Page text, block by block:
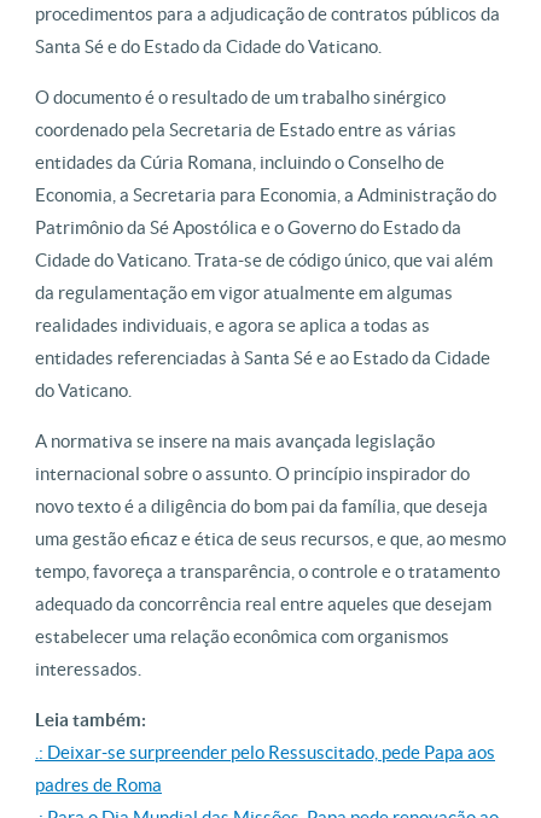
procedimentos para a adjudicação de contratos públicos da
Santa Sé e do Estado da Cidade do Vaticano.
O documento é o resultado de um trabalho sinérgico
coordenado pela Secretaria de Estado entre as várias
entidades da Cúria Romana, incluindo o Conselho de
Economia, a Secretaria para Economia, a Administração do
Patrimônio da Sé Apostólica e o Governo do Estado da
Cidade do Vaticano. Trata-se de código único, que vai além
da regulamentação em vigor atualmente em algumas
realidades individuais, e agora se aplica a todas as
entidades referenciadas à Santa Sé e ao Estado da Cidade
do Vaticano.
A normativa se insere na mais avançada legislação
internacional sobre o assunto. O princípio inspirador do
novo texto é a diligência do bom pai da família, que deseja
uma gestão eficaz e ética de seus recursos, e que, ao mesmo
tempo, favoreça a transparência, o controle e o tratamento
adequado da concorrência real entre aqueles que desejam
estabelecer uma relação econômica com organismos
interessados.
Leia também:
.: Deixar-se surpreender pelo Ressuscitado, pede Papa aos
padres de Roma